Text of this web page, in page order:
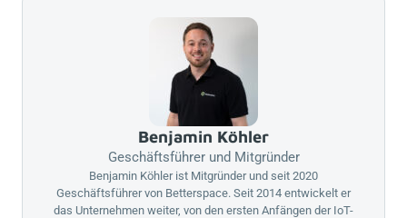
Benjamin Köhler
Geschäftsführer und Mitgründer
Benjamin Köhler ist Mitgründer und seit 2020
Geschäftsführer von Betterspace. Seit 2014 entwickelt er
das Unternehmen weiter, von den ersten Anfängen der IoT-